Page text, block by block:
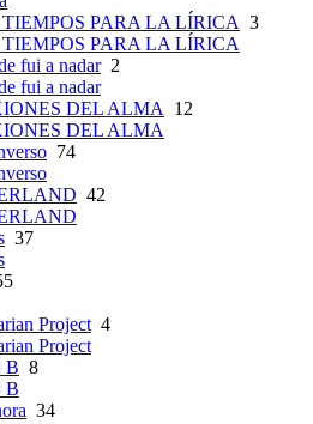
PARA LA LÍRICA 3
PARA LA LÍRICA
fui a nadar2
fui a nadar
DEL ALMA
12
DEL ALMA
74
42
37
Project 4
Project
B 8
B
34